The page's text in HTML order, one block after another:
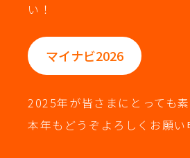
い！
マイナビ2026
2025年が皆さまにとっても
本年もどうぞよろしくお願い